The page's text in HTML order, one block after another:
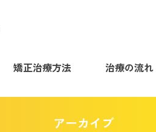
矯正治療方法 治療の流れ
アーカイブ